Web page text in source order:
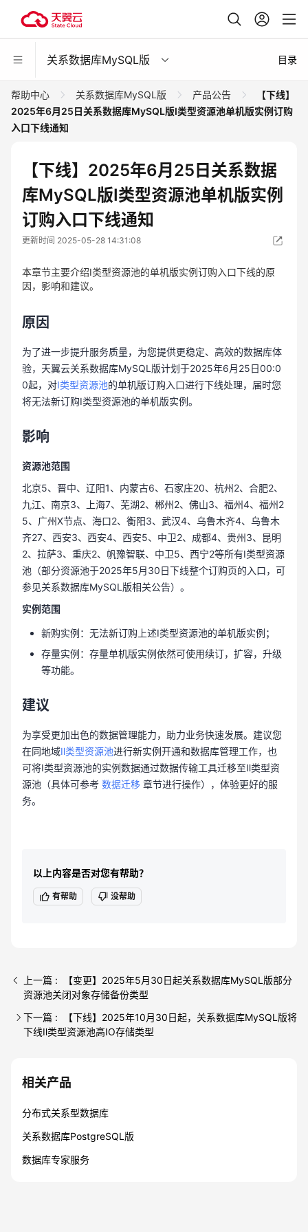
关系数据库MySQL版 目录
帮助中心 关系数据库MySQL版 产品公告
【下线】
2025年6月25日关系数据库MySQL版Ⅰ类型资源池单机版实例订购
入口下线通知
【下线】2025年6月25日关系数据
库MySQL版Ⅰ类型资源池单机版实例
订购入口下线通知
更新时间 2025-05-28 14:31:08
本章节主要介绍Ⅰ类型资源池的单机版实例订购入口下线的原
因，影响和建议。
原因
为了进一步提升服务质量，为您提供更稳定、高效的数据库体
验，天翼云关系数据库MySQL版计划于2025年6月25日00:0
0起，对Ⅰ类型资源池的单机版订购入口进行下线处理，届时您
将无法新订购Ⅰ类型资源池的单机版实例。
影响
资源池范围
北京5、晋中、辽阳1、内蒙古6、石家庄20、杭州2、合肥2、
九江、南京3、上海7、芜湖2、郴州2、佛山3、福州4、福州2
5、广州X节点、海口2、衡阳3、武汉4、乌鲁木齐4、乌鲁木
齐27、西安3、西安4、西安5、中卫2、成都4、贵州3、昆明
2、拉萨3、重庆2、帆豫智联、中卫5、西宁2等所有Ⅰ类型资源
池（部分资源池于2025年5月30日下线整个订购页的入口，可
参见关系数据库MySQL版相关公告）。
实例范围
新购实例：无法新订购上述Ⅰ类型资源池的单机版实例；
存量实例：存量单机版实例依然可使用续订，扩容，升级
等功能。
建议
为享受更加出色的数据管理能力，助力业务快速发展。建议您
在同地域Ⅱ类型资源池进行新实例开通和数据库管理工作，也
可将Ⅰ类型资源池的实例数据通过数据传输工具迁移至Ⅱ类型资
源池（具体可参考 数据迁移 章节进行操作），体验更好的服
务。
以上内容是否对您有帮助？
有帮助 没帮助
上一篇 : 【变更】2025年5月30日起关系数据库MySQL版部分
资源池关闭对象存储备份类型
下一篇 : 【下线】2025年10月30日起，关系数据库MySQL版将
下线Ⅱ类型资源池高IO存储类型
相关产品
分布式关系型数据库
关系数据库PostgreSQL版
数据库专家服务